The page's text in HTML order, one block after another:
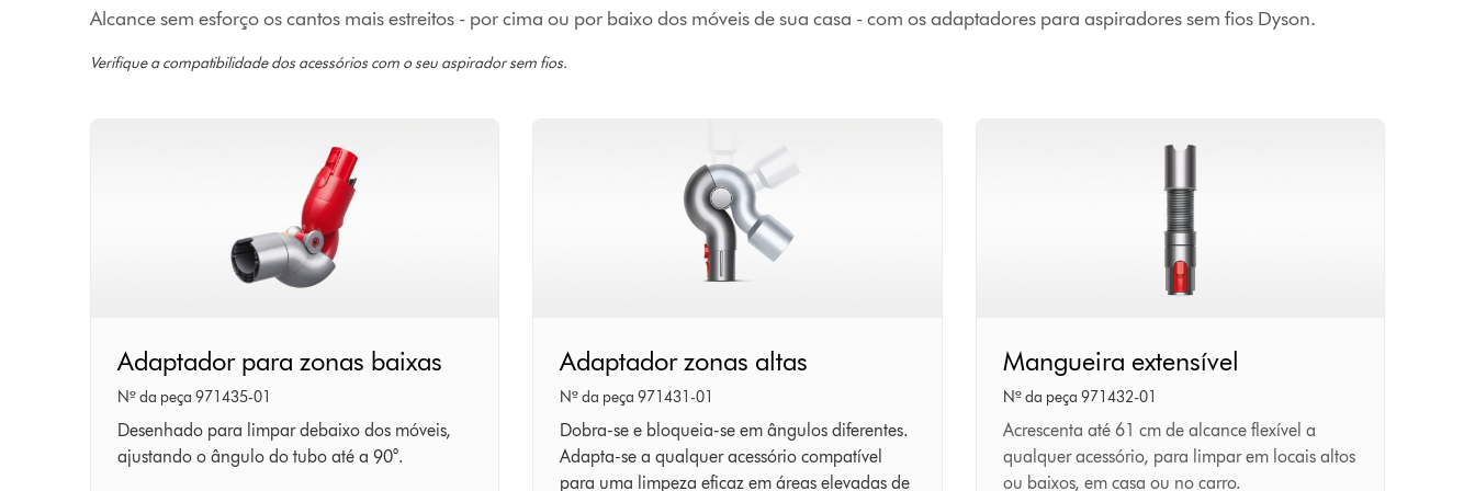
Alcance sem esforço os cantos mais estreitos - por cima ou por baixo dos móveis de sua casa - com os adaptadores para aspiradores sem fios Dyson.
Verifique a compatibilidade dos acessórios com o seu aspirador sem fios.
Adaptador
para
zonas
baixas
Adaptador para zonas baixas
Nº da peça 971435-01
Desenhado para limpar debaixo dos móveis,
ajustando o ângulo do tubo até a 90°.
Adaptador
zonas
altas
Adaptador zonas altas
Nº da peça 971431-01
Dobra-se e bloqueia-se em ângulos diferentes.
Adapta-se a qualquer acessório compatível
para uma limpeza eficaz em áreas elevadas de
Mangueira
extensível
Mangueira extensível
Nº da peça 971432-01
Acrescenta até 61 cm de alcance flexível a
qualquer acessório, para limpar em locais altos
ou baixos, em casa ou no carro.